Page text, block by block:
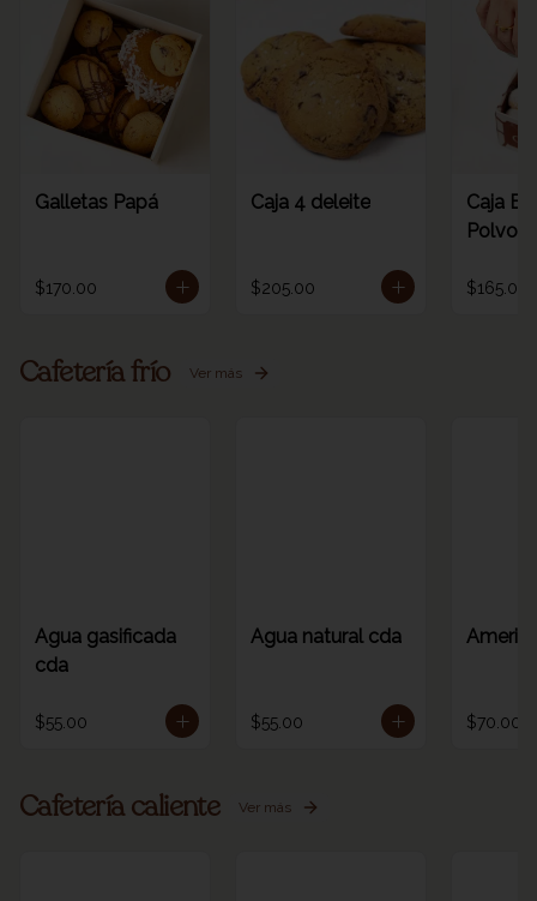
Galletas Papá
$170.00
Caja 4 deleite
$205.00
Caja
$165.00
Cafetería frío Ver más
Agua gasificada
cda
$55.00
Agua natural cda
$55.00 $70.00
Cafetería caliente Ver más